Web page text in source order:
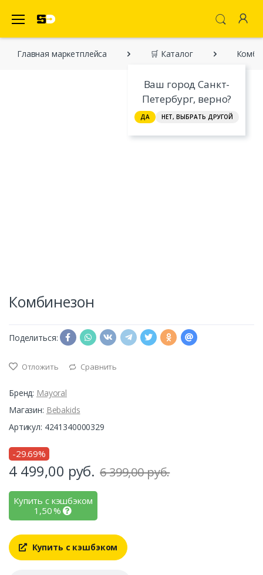
Ваш город Санкт-
Петербург, верно?
ДА НЕТ, ВЫБРАТЬ ДРУГОЙ
Главная марĸетплейса 🛒 Каталог
Комбинезон
Поделиться:
Отложить Сравнить
Бренд: Mayoral
Магазин: Bebakids
Артикул: 4241340000329
-29.69%
4 499,00 руб. 6 399,00 руб.
Купить с кэшбэком
1,50%
Купить с кэшбэком